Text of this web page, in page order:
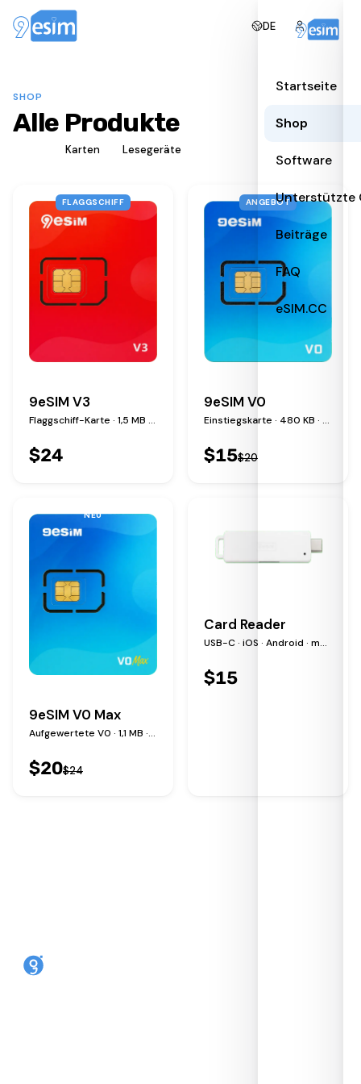
DE
Startseite
Shop
Software
Unterstützte
Beiträge
FAQ
eSIM.CC
SHOP
Alle Produkte
Karten Lesegeräte
FLAGGSCHIFF
9eSIM V3
Flaggschiff-Karte · 1,5 MB · 50 Profile
$24
ANGEBOT
9eSIM V0
Einstiegskarte · 480 KB · 15 Profile
$15$20
NEU
9eSIM V0 Max
Aufgewertete V0 · 1,1 MB · 30 Profile
$20$24
Card Reader
USB-C · iOS · Android · macOS · Windows · Linux
$15